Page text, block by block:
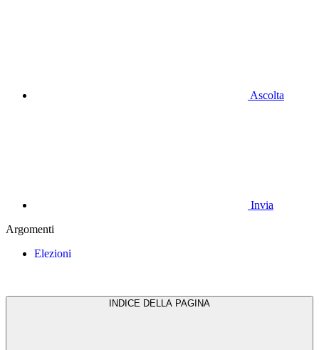
Ascolta
Invia
Argomenti
Elezioni